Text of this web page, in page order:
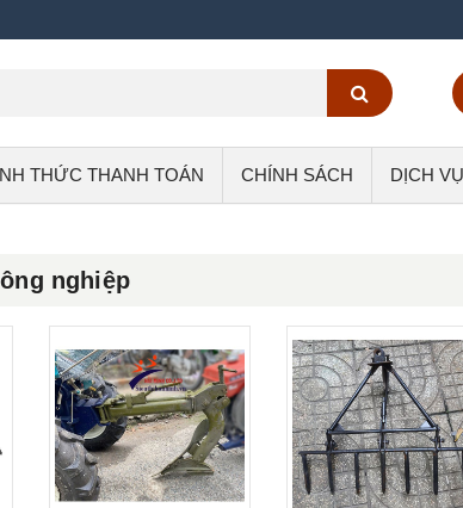
THỨC THANH TOÁN CHÍNH SÁCH DỊCH
nghiệp